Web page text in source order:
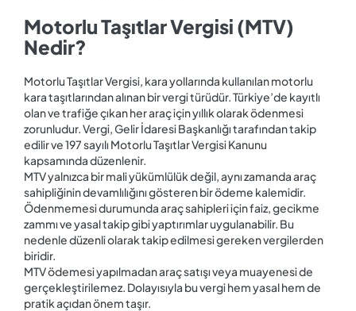
Motorlu Taşıtlar Vergisi (MTV)
Nedir?
Motorlu Taşıtlar Vergisi, kara yollarında kullanılan motorlu
kara taşıtlarından alınan bir vergi türüdür. Türkiye’de kayıtlı
olan ve trafiğe çıkan her araç için yıllık olarak ödenmesi
zorunludur. Vergi, Gelir İdaresi Başkanlığı tarafından takip
edilir ve 197 sayılı Motorlu Taşıtlar Vergisi Kanunu
kapsamında düzenlenir.
MTV yalnızca bir mali yükümlülük değil, aynı zamanda araç
sahipliğinin devamlılığını gösteren bir ödeme kalemidir.
Ödenmemesi durumunda araç sahipleri için faiz, gecikme
zammı ve yasal takip gibi yaptırımlar uygulanabilir. Bu
nedenle düzenli olarak takip edilmesi gereken vergilerden
biridir.
MTV ödemesi yapılmadan araç satışı veya muayenesi de
gerçekleştirilemez. Dolayısıyla bu vergi hem yasal hem de
pratik açıdan önem taşır.